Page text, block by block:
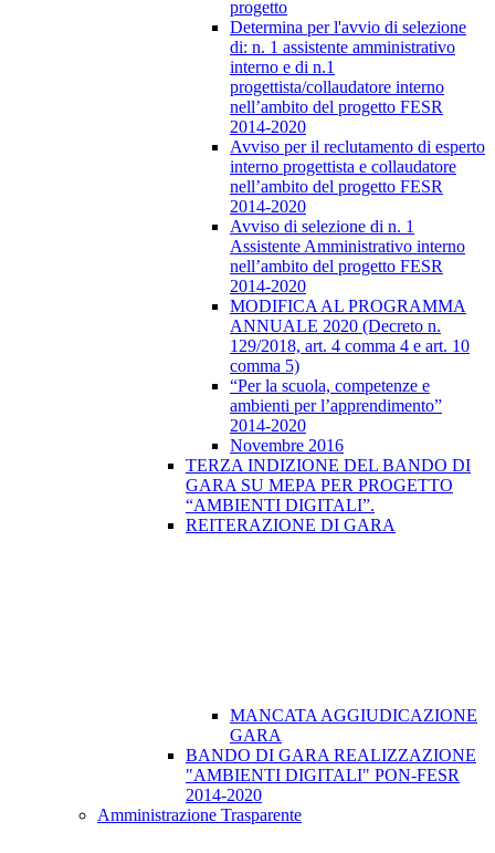
progetto
Determina per l'avvio di selezione
di: n. 1 assistente amministrativo
interno e di n.1
progettista/collaudatore interno
nell’ambito del progetto FESR
2014-2020
Avviso per il reclutamento di esperto
interno progettista e collaudatore
nell’ambito del progetto FESR
2014-2020
Avviso di selezione di n. 1
Assistente Amministrativo interno
nell’ambito del progetto FESR
2014-2020
MODIFICA AL PROGRAMMA
ANNUALE 2020 (Decreto n.
129/2018, art. 4 comma 4 e art. 10
comma 5)
“Per la scuola, competenze e
ambienti per l’apprendimento”
2014-2020
Novembre 2016
TERZA INDIZIONE DEL BANDO DI
GARA SU MEPA PER PROGETTO
“AMBIENTI DIGITALI”.
REITERAZIONE DI GARA
MANCATA AGGIUDICAZIONE
GARA
BANDO DI GARA REALIZZAZIONE
"AMBIENTI DIGITALI" PON-FESR
2014-2020
Amministrazione Trasparente